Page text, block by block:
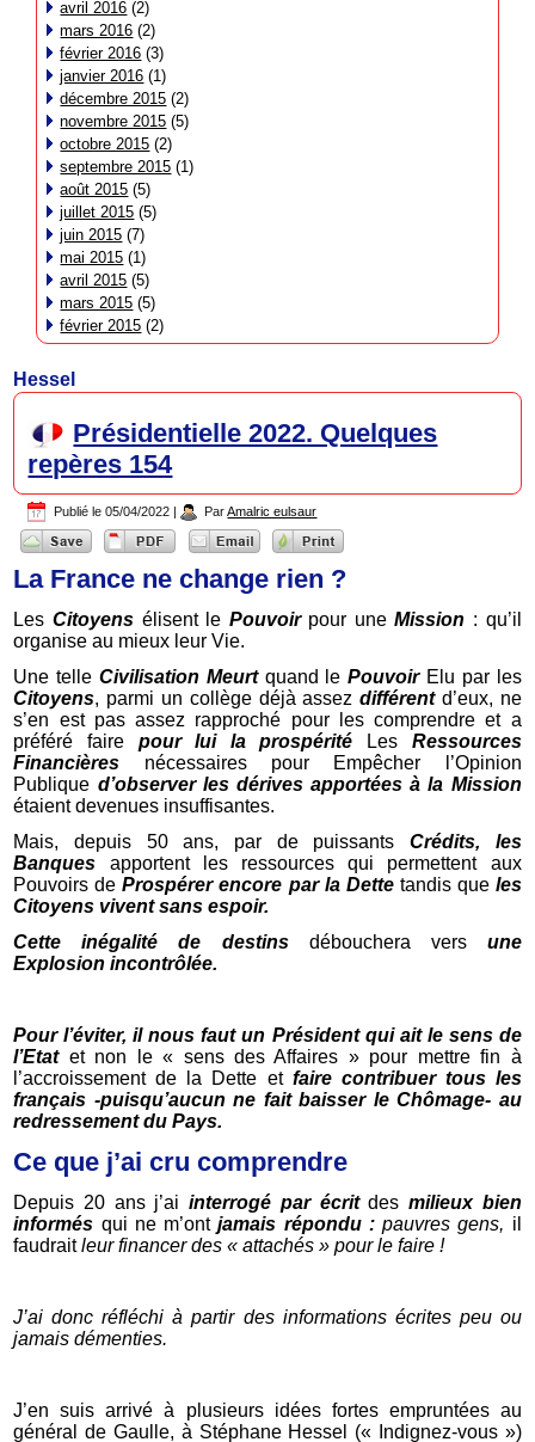
avril 2016 (2)
mars 2016 (2)
février 2016 (3)
janvier 2016 (1)
décembre 2015 (2)
novembre 2015 (5)
octobre 2015 (2)
septembre 2015 (1)
août 2015 (5)
juillet 2015 (5)
juin 2015 (7)
mai 2015 (1)
avril 2015 (5)
mars 2015 (5)
février 2015 (2)
Hessel
Présidentielle 2022. Quelques
repères 154
Publié le 05/04/2022 | Par Amalric eulsaur
La France ne change rien ?
LesCitoyens élisent le Pouvoirpour uneMission : qu’il
organise au mieux leur Vie.
Une telleCivilisation Meurtquand lePouvoirElu par les
Citoyens, parmi un collège déjà assezdifférentd’eux, ne
s’en est pas assez rapproché pour les comprendre et a
préféré faire pour lui la prospérité Les Ressources
Financières nécessaires pour Empêcher l’Opinion
Publique d’observer les dérives apportées à la Mission
étaient devenues insuffisantes.
Mais, depuis 50 ans, par de puissants Crédits, les
Banques apportent les ressources qui permettent aux
Pouvoirs de Prospérer encore par la Dette tandis queles
Citoyens vivent sans espoir.
Cette inégalité de destins débouchera versune
Explosion incontrôlée.
Pour l’éviter, il nous faut un Président qui ait le sens de
l’Etat et non le « sens des Affaires » pour mettre fin à
l’accroissement de la Dette etfaire contribuer tous les
français -puisqu’aucun ne fait baisser le Chômage- au
redressement du Pays.
Ce que j’ai cru comprendre
Depuis 20 ans j’aiinterrogé par écritdes milieux bien
informés qui ne m’ontjamais répondu :pauvres gens, il
faudraitleur financer des « attachés » pour le faire !
J’ai donc réfléchi à partir des informations écrites peu ou
jamais démenties.
J’en suis arrivé à plusieurs idées fortes empruntées au
général de Gaulle, à Stéphane Hessel (« Indignez-vous »)